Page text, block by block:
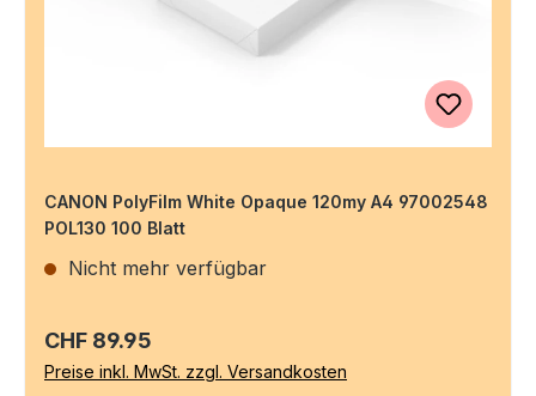
CANON PolyFilm White Opaque 120my A4 97002548
POL130 100 Blatt
Nicht mehr verfügbar
Regulärer Preis:
CHF 89.95
Preise inkl. MwSt. zzgl. Versandkosten